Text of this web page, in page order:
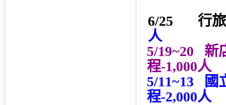
6/25 行旅
人
5/19~20 新
程-1,000人
5/11~13 國
程-2,000人